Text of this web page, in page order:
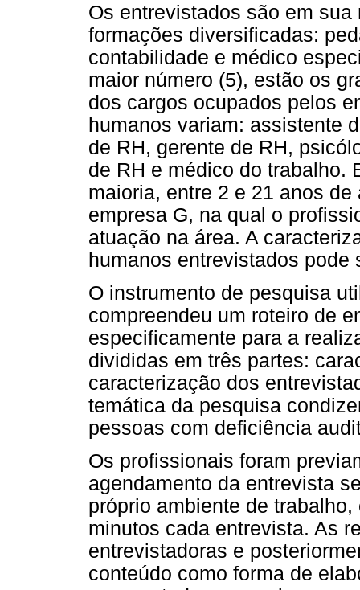
Os entrevistados são em
formações diversificadas:
contabilidade e médico
maior número (5), estão os
dos cargos ocupados pelos
humanos variam: assistente
de RH, gerente de RH,
de RH e médico do trabalho.
maioria, entre 2 e 21 anos
empresa G, na qual o
atuação na área. A
humanos entrevistados
O instrumento de pesquisa
compreendeu um roteiro de
especificamente para a
divididas em três partes:
caracterização dos
temática da pesquisa
pessoas com deficiência
Os profissionais foram
agendamento da entrevista
próprio ambiente de
minutos cada entrevista. As
entrevistadoras e
conteúdo como forma de